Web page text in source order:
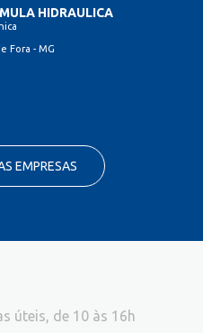
HIDRAULICA
Fora - MG
EMPRESAS
úteis, de 10 às 16h